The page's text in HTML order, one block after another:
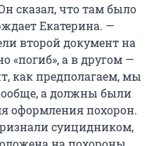
сказал, что там было
Екатерина. —
второй документ на
«погиб», а в другом —
как предполагаем, мы
а должны были
оформления похорон.
суицидником,